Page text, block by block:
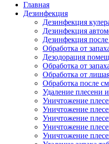
Главная
Дезинфекция
Дезинфекция
Дезинфекция
Дезинфекция после
Обработка от
Дезодорация
Обработка от
Обработка от
Обработка после
Удаление плесени
Уничтожение
Уничтожение
Уничтожение
Уничтожение
Уничтожение